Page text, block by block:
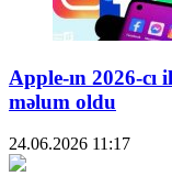
Apple-ın 2026-
məlum oldu
24.06.2026 11:17